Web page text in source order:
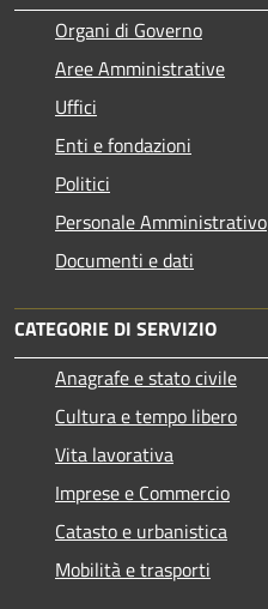
Organi di Governo
Aree Amministrative
Uffici
Enti e fondazioni
Politici
Personale Amministrativo
Documenti e dati
CATEGORIE DI SERVIZIO
Anagrafe e stato civile
Cultura e tempo libero
Vita lavorativa
Imprese e Commercio
Catasto e urbanistica
Mobilità e trasporti